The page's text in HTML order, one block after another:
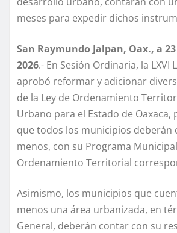
meses para expedir dichos
San Raymundo Jalpan, Oax., a
2026.- En Sesión Ordinaria, la LXVI
aprobó reformar y adicionar
de la Ley de Ordenamiento
Urbano para el Estado de Oaxaca,
que todos los municipios deberán
menos, con su Programa
Ordenamiento Territorial
Asimismo, los municipios que
menos una área urbanizada, en
General, deberán contar con su